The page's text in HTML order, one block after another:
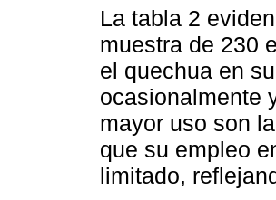
La tabla 2
muestra de 230
el quechua en
ocasionalmente
mayor uso son
que su empleo
limitado,